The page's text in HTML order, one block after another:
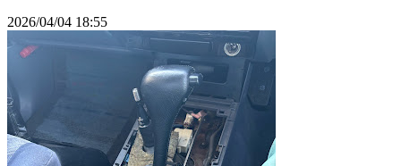
2026/04/04 18:55